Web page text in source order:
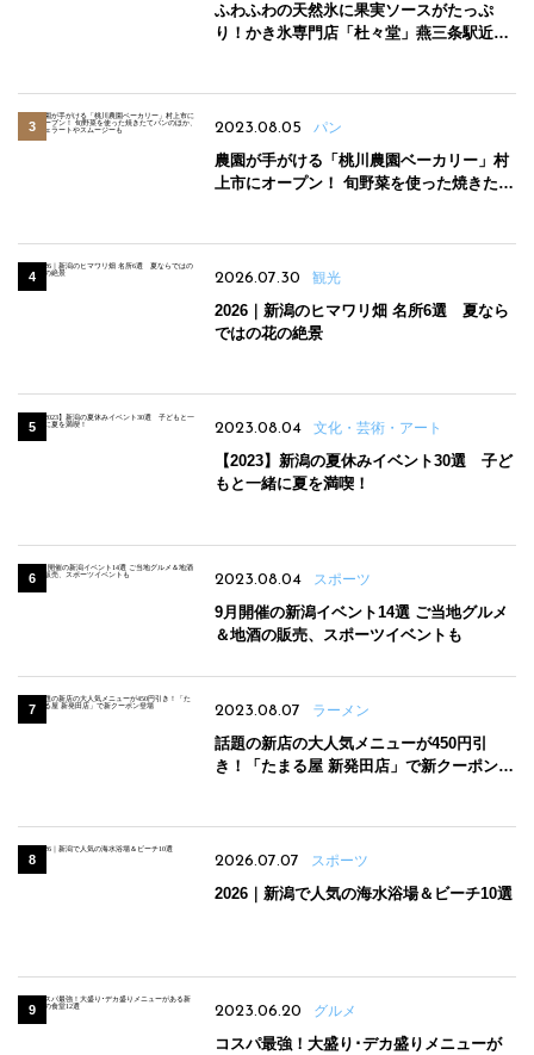
ふわふわの天然氷に果実ソースがたっぷ
り！かき氷専門店「杜々堂」燕三条駅近く
2023.08.05 パン
農園が手がける「桃川農園ベーカリー」村
上市にオープン！ 旬野菜を使った焼きたて
2026.07.30 観光
2026｜新潟のヒマワリ畑 名所6選 夏なら
ではの花の絶景
2023.08.04 文化・芸術・アート
【2023】新潟の夏休みイベント30選 子ど
もと一緒に夏を満喫！
2023.08.04 スポーツ
9月開催の新潟イベント14選 ご当地グルメ
＆地酒の販売、スポーツイベントも
2023.08.07 ラーメン
話題の新店の大人気メニューが450円引
き！「たまる屋 新発田店」で新クーポン登
2026.07.07 スポーツ
2026｜新潟で人気の海水浴場＆ビーチ10選
2023.06.20 グルメ
コスパ最強！大盛り･デカ盛りメニューが